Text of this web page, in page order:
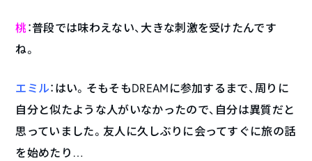
桃：普段では味わえない、大きな刺激を受けたんです
ね。
エミル：はい。そもそもDREAMに参加するまで、周りに
自分と似たような人がいなかったので、自分は異質だと
思っていました。友人に久しぶりに会ってすぐに旅の話
を始めたり…